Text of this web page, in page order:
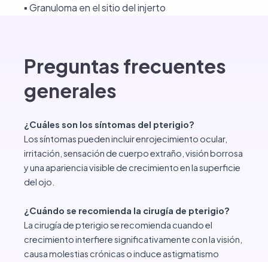
▪︎ Granuloma en el sitio del injerto
Preguntas frecuentes
generales
¿Cuáles son los síntomas del pterigio?
Los síntomas pueden incluir enrojecimiento ocular,
irritación, sensación de cuerpo extraño, visión borrosa
y una apariencia visible de crecimiento en la superficie
del ojo.
¿Cuándo se recomienda la cirugía de pterigio?
La cirugía de pterigio se recomienda cuando el
crecimiento interfiere significativamente con la visión,
causa molestias crónicas o induce astigmatismo